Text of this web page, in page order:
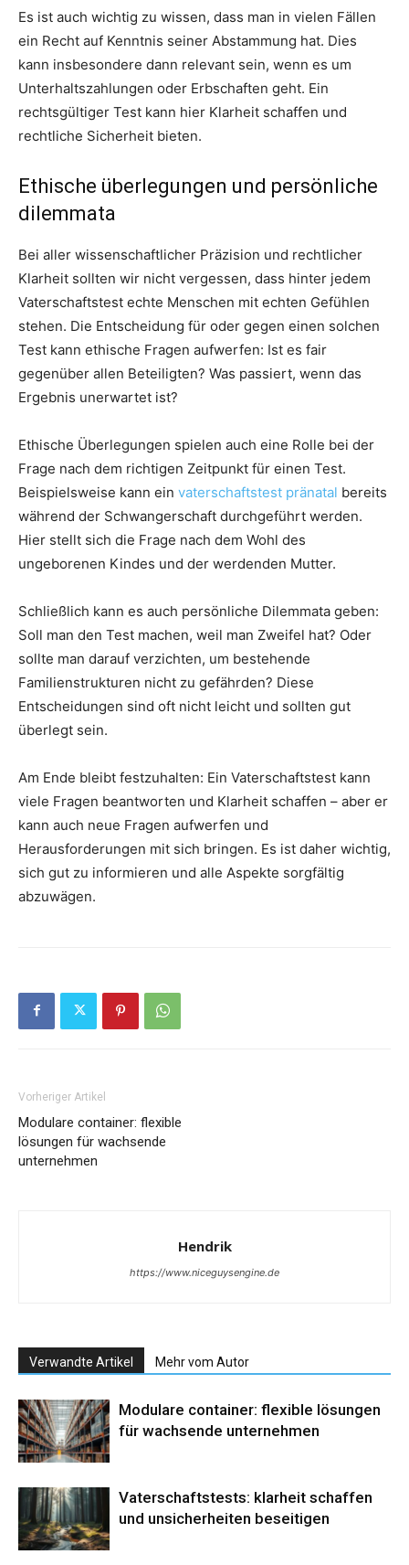
Es ist auch wichtig zu wissen, dass man in vielen Fällen
ein Recht auf Kenntnis seiner Abstammung hat. Dies
kann insbesondere dann relevant sein, wenn es um
Unterhaltszahlungen oder Erbschaften geht. Ein
rechtsgültiger Test kann hier Klarheit schaffen und
rechtliche Sicherheit bieten.
Ethische überlegungen und persönliche
dilemmata
Bei aller wissenschaftlicher Präzision und rechtlicher
Klarheit sollten wir nicht vergessen, dass hinter jedem
Vaterschaftstest echte Menschen mit echten Gefühlen
stehen. Die Entscheidung für oder gegen einen solchen
Test kann ethische Fragen aufwerfen: Ist es fair
gegenüber allen Beteiligten? Was passiert, wenn das
Ergebnis unerwartet ist?
Ethische Überlegungen spielen auch eine Rolle bei der
Frage nach dem richtigen Zeitpunkt für einen Test.
Beispielsweise kann ein vaterschaftstest pränatal bereits
während der Schwangerschaft durchgeführt werden.
Hier stellt sich die Frage nach dem Wohl des
ungeborenen Kindes und der werdenden Mutter.
Schließlich kann es auch persönliche Dilemmata geben:
Soll man den Test machen, weil man Zweifel hat? Oder
sollte man darauf verzichten, um bestehende
Familienstrukturen nicht zu gefährden? Diese
Entscheidungen sind oft nicht leicht und sollten gut
überlegt sein.
Am Ende bleibt festzuhalten: Ein Vaterschaftstest kann
viele Fragen beantworten und Klarheit schaffen – aber er
kann auch neue Fragen aufwerfen und
Herausforderungen mit sich bringen. Es ist daher wichtig,
sich gut zu informieren und alle Aspekte sorgfältig
abzuwägen.
Vorheriger Artikel
Modulare container: flexible
lösungen für wachsende
unternehmen
Hendrik
https://www.niceguysengine.de
Verwandte Artikel Mehr vom Autor
Modulare container: flexible lösungen
für wachsende unternehmen
Vaterschaftstests: klarheit schaffen
und unsicherheiten beseitigen